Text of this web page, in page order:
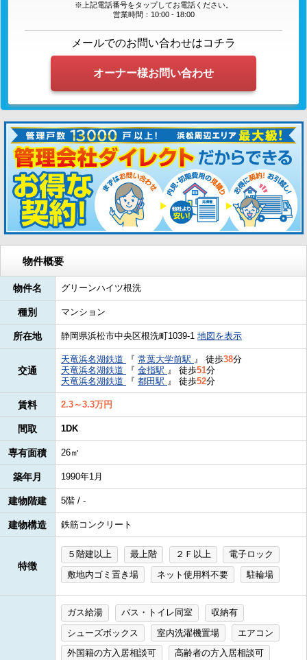
※上記電話番号をタップしてお電話ください。
営業時間：10:00 - 18:00
メールでのお問い合わせはコチラ
オーナー様お問い合わせ
物件概要
物件名 グリーンハイツ根洗
種別 マンション
所在地 静岡県浜松市中央区根洗町1039-1 地図を表示
交通
天竜浜名湖鉄道 『 常葉大学前駅 』 徒歩38分
天竜浜名湖鉄道
『 金指駅 』 徒歩51分
天竜浜名湖鉄道
『 都田駅 』 徒歩52分
賃料 2.3～3.3万円
間取 1DK
専有面積 26㎡
築年月 1990年1月
建物階建 5階 / -
建物構造 鉄筋コンクリート
特徴
５階建以上 最上階 ２Ｆ以上
電子ロック
敷地内ゴミ置き場
ネット使用料不要 駐輪場
ガス給湯 バス・トイレ同室
収納有
シューズボックス
室内洗濯機置場
エアコン
外国籍の方入居相談可
高齢者の方入居相談可